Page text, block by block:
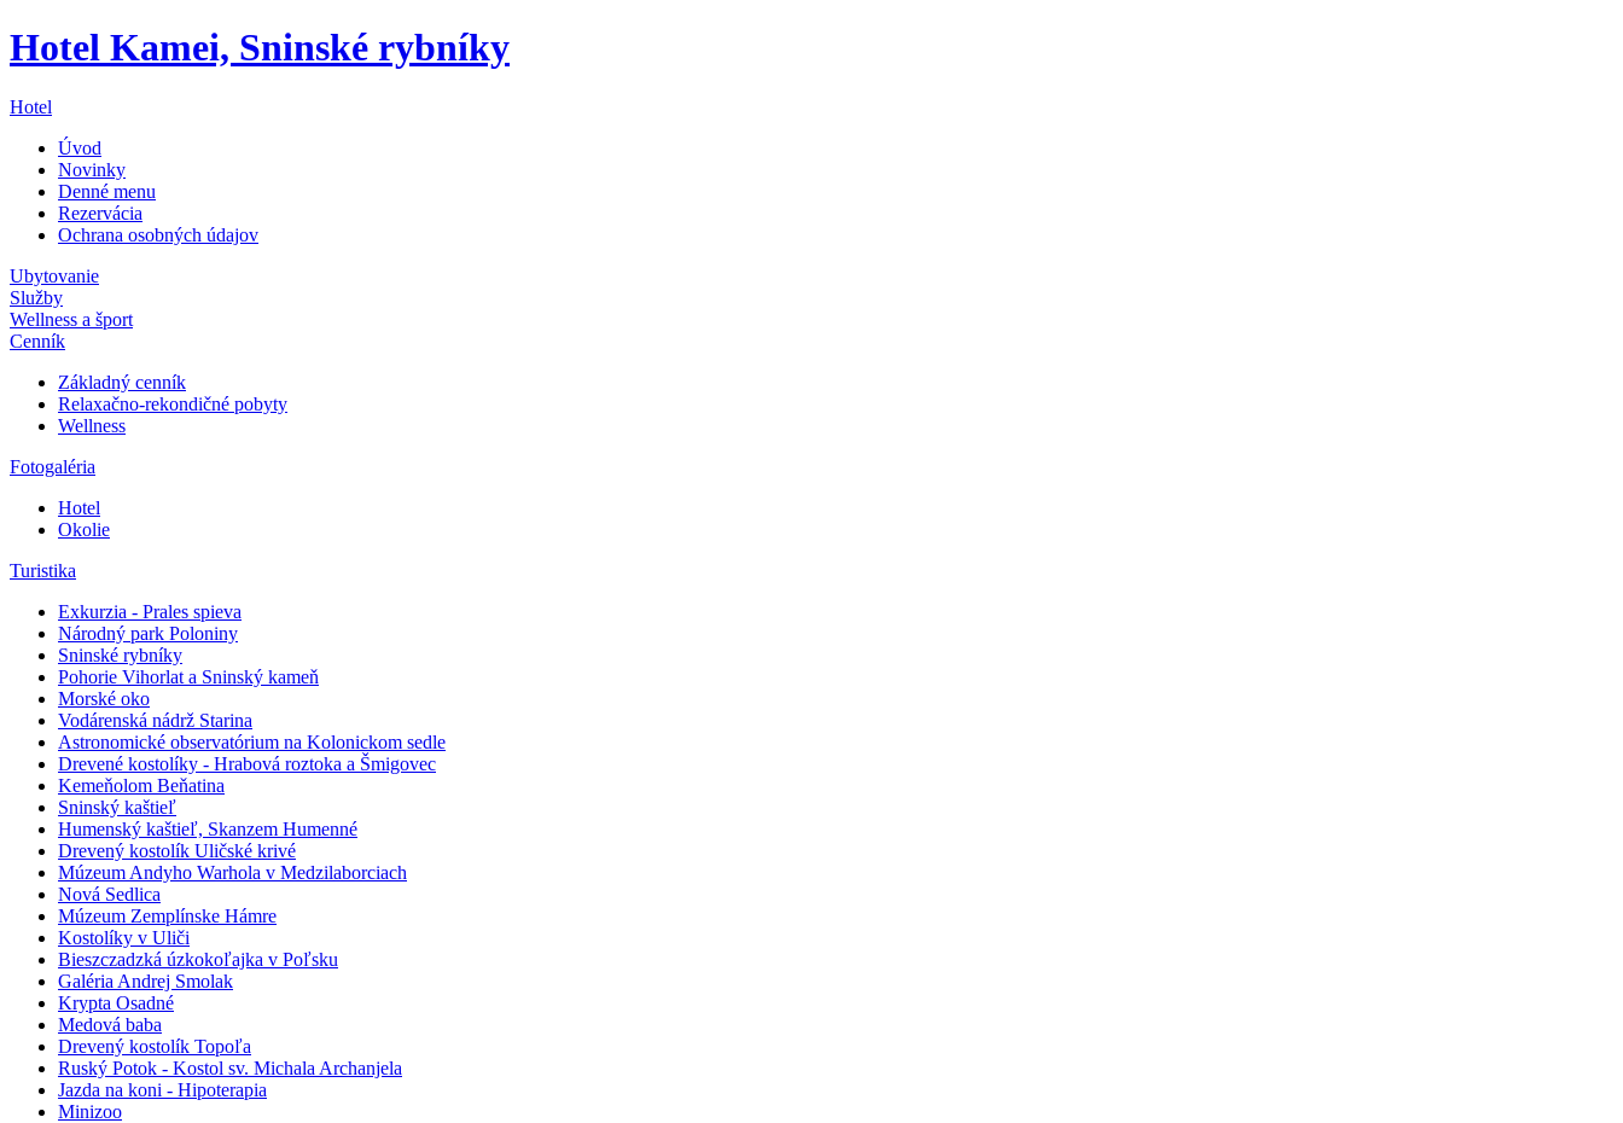
Hotel Kamei, Sninské rybníky
Hotel
Úvod
Novinky
Denné menu
Rezervácia
Ochrana osobných údajov
Ubytovanie
Služby
Wellness a šport
Cenník
Základný cenník
Relaxačno-rekondičné pobyty
Wellness
Fotogaléria
Hotel
Okolie
Turistika
Exkurzia - Prales spieva
Národný park Poloniny
Sninské rybníky
Pohorie Vihorlat a Sninský kameň
Morské oko
Vodárenská nádrž Starina
Astronomické observatórium na Kolonickom sedle
Drevené kostolíky - Hrabová roztoka a Šmigovec
Kemeňolom Beňatina
Sninský kaštieľ
Humenský kaštieľ, Skanzem Humenné
Drevený kostolík Uličské krivé
Múzeum Andyho Warhola v Medzilaborciach
Nová Sedlica
Múzeum Zemplínske Hámre
Kostolíky v Uliči
Bieszczadzká úzkokoľajka v Poľsku
Galéria Andrej Smolak
Krypta Osadné
Medová baba
Drevený kostolík Topoľa
Ruský Potok - Kostol sv. Michala Archanjela
Jazda na koni - Hipoterapia
Minizoo